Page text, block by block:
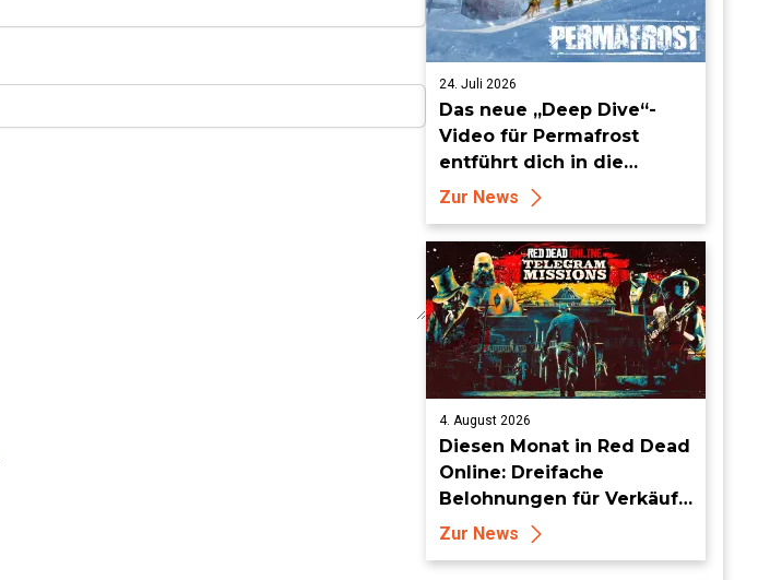
24. Juli 2026
Das neue „Deep Dive“-
Video für Permafrost
entführt dich in die
erbarmungslose weiße
Zur News
4. August 2026
Diesen Monat in Red Dead
Online: Dreifache
Belohnungen für Verkäufe
von Sammlersätzen und
das Entdecken von
Zur News